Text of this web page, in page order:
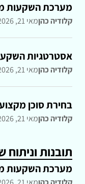
מערכת השקעות
קלודיה כהןמאי 21, 2026
אסטרטגיות
קלודיה כהןמאי 21, 2026
בחירת סוכן
קלודיה כהןמאי 21, 2026
תובנות וניתוח
מערכת השקעות